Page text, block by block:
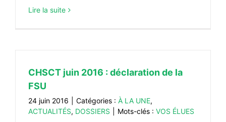
#DÉBATS
#PRESSE
Lire la suite
CHSCT juin 2016 : déclaration de la
FSU
24 juin 2016 Catégories : À LA UNE,
ACTUALITÉS, DOSSIERS Mots-clés : VOS ÉLUES